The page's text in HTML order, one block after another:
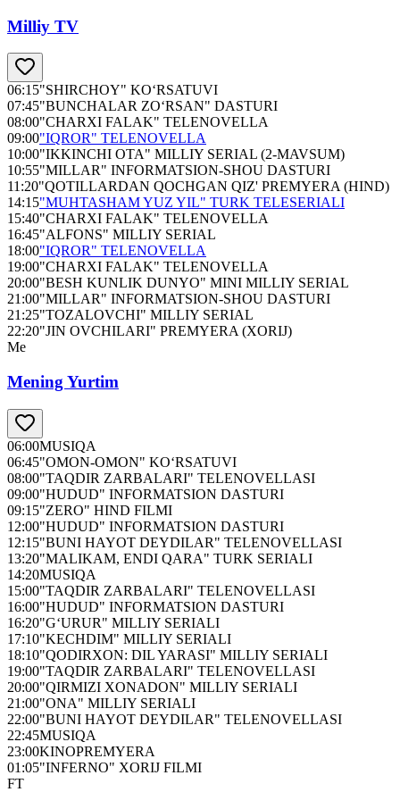
Milliy TV
06:15"SHIRCHOY" KO‘RSATUVI
07:45"BUNCHALAR ZO‘RSAN" DASTURI
08:00"CHARXI FALAK" TELENOVELLA
09:00"IQROR" TELENOVELLA
10:00"IKKINCHI OTA" MILLIY SERIAL (2-MAVSUM)
10:55"MILLAR" INFORMATSION-SHOU DASTURI
11:20"QOTILLARDAN QOCHGAN QIZ' PREMYERA (HIND)
14:15"MUHTASHAM YUZ YIL" TURK TELESERIALI
15:40"CHARXI FALAK" TELENOVELLA
16:45"ALFONS" MILLIY SERIAL
18:00"IQROR" TELENOVELLA
19:00"CHARXI FALAK" TELENOVELLA
20:00"BESH KUNLIK DUNYO" MINI MILLIY SERIAL
21:00"MILLAR" INFORMATSION-SHOU DASTURI
21:25"TOZALOVCHI" MILLIY SERIAL
22:20"JIN OVCHILARI" PREMYERA (XORIJ)
Me
Mening Yurtim
06:00MUSIQA
06:45"OMON-OMON" KO‘RSATUVI
08:00"TAQDIR ZARBALARI" TELENOVELLASI
09:00"HUDUD" INFORMATSION DASTURI
09:15"ZERO" HIND FILMI
12:00"HUDUD" INFORMATSION DASTURI
12:15"BUNI HAYOT DEYDILAR" TELENOVELLASI
13:20"MALIKAM, ENDI QARA" TURK SERIALI
14:20MUSIQA
15:00"TAQDIR ZARBALARI" TELENOVELLASI
16:00"HUDUD" INFORMATSION DASTURI
16:20"G‘URUR" MILLIY SERIALI
17:10"KECHDIM" MILLIY SERIALI
18:10"QODIRXON: DIL YARASI" MILLIY SERIALI
19:00"TAQDIR ZARBALARI" TELENOVELLASI
20:00"QIRMIZI XONADON" MILLIY SERIALI
21:00"ONA" MILLIY SERIALI
22:00"BUNI HAYOT DEYDILAR" TELENOVELLASI
22:45MUSIQA
23:00KINOPREMYERA
01:05"INFERNO" XORIJ FILMI
FT